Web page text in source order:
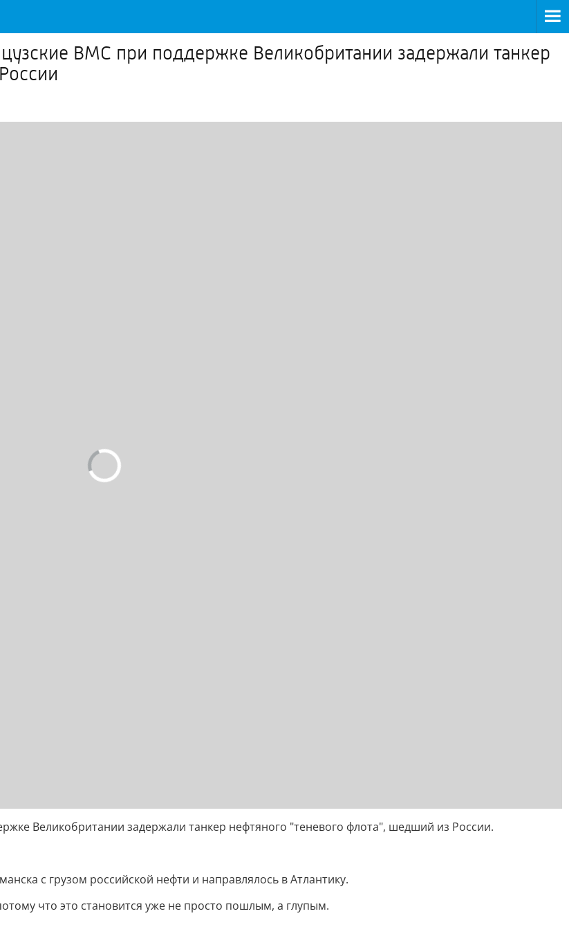
ВМС при поддержке Великобритании задержали танкер
Великобритании задержали танкер нефтяного "теневого флота", шедший из России.
с грузом российской нефти и направлялось в Атлантику.
что это становится уже не просто пошлым, а глупым.